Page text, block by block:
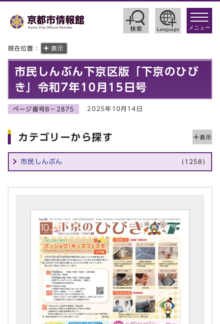
toggle
メニュー
現在位置： 表示
市民しんぶん下京区版「下京のひび
き」令和7年10月15日号
ページ番号B－2875 2025年10月14日
カテゴリーから探す
市民しんぶん (1258)